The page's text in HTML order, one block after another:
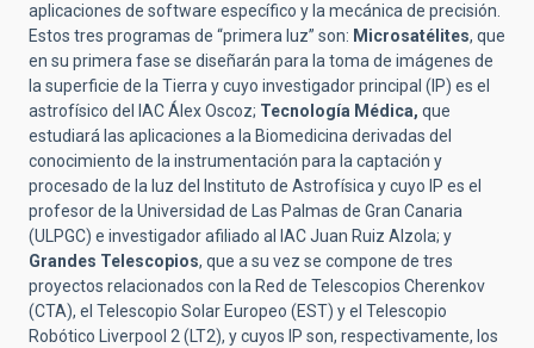
aplicaciones de software específico y la mecánica de precisión.
Estos tres programas de “primera luz” son: Microsatélites, que
en su primera fase se diseñarán para la toma de imágenes de
la superficie de la Tierra y cuyo investigador principal (IP) es el
astrofísico del IAC Álex Oscoz; Tecnología Médica, que
estudiará las aplicaciones a la Biomedicina derivadas del
conocimiento de la instrumentación para la captación y
procesado de la luz del Instituto de Astrofísica y cuyo IP es el
profesor de la Universidad de Las Palmas de Gran Canaria
(ULPGC) e investigador afiliado al IAC Juan Ruiz Alzola; y
Grandes Telescopios, que a su vez se compone de tres
proyectos relacionados con la Red de Telescopios Cherenkov
(CTA), el Telescopio Solar Europeo (EST) y el Telescopio
Robótico Liverpool 2 (LT2), y cuyos IP son, respectivamente, los